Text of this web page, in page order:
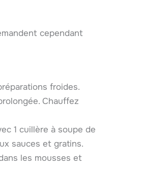
cependant
froides.
Chauffez
1 cuillère à soupe de
sauces et gratins.
les mousses et